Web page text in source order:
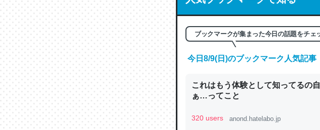
これは良記事。32768トークンだと英
の伏線」は回収されないけど、短期
やすく強くなりそう
ブックマークが集まった今日の話題をチェ
今日8/9(日)のブックマーク人気記事
これはもう体験として知ってるの
ぁ…ってこと
320 users anond.hatelabo.jp